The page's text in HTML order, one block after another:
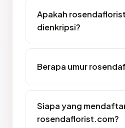
Apakah
dienkripsi?
Berapa umur
Siapa yang
rosendaflorist.com?